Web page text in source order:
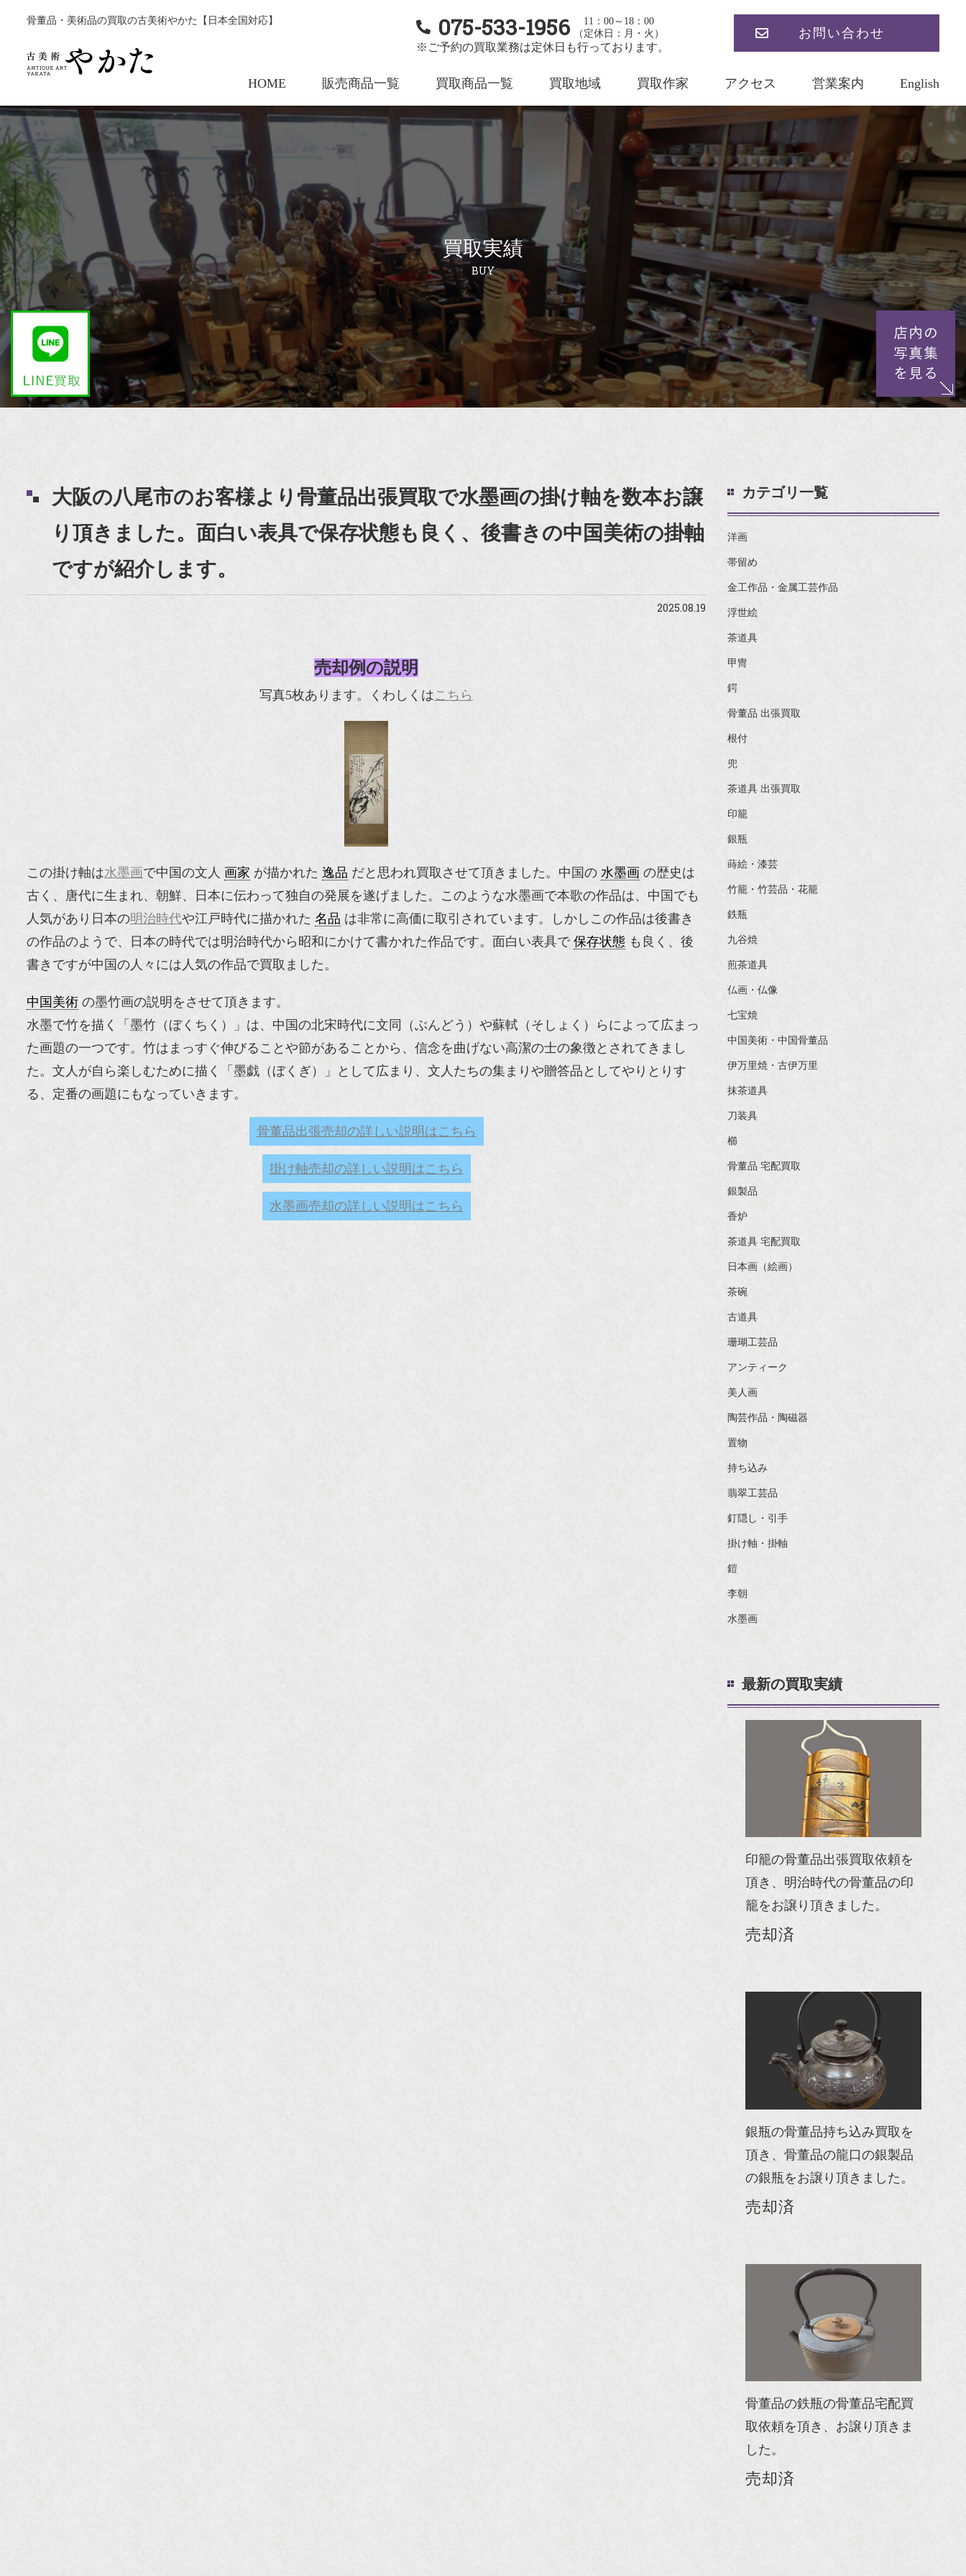
骨董品・美術品の買取の古美術やかた【日本全国対応】 075-533-1956
11：00～18：00
（定休日：月・火）
※ご予約の買取業務は定休日も行っております。
お問い合わせ
HOME 販売商品一覧 買取商品一覧 買取地域 買取作家 アクセス 営業案内 English
買取実績
BUY
大阪の八尾市のお客様より骨董品出張買取で水墨画の掛け軸を数本お譲
り頂きました。面白い表具で保存状態も良く、後書きの中国美術の掛軸
ですが紹介します。
2025.08.19
売却例の説明
写真5枚あります。くわしくはこちら
この掛け軸は水墨画で中国の文人 画家 が描かれた 逸品 だと思われ買取させて頂きました。中国の 水墨画 の歴史は
古く、唐代に生まれ、朝鮮、日本に伝わって独自の発展を遂げました。このような水墨画で本歌の作品は、中国でも
人気があり日本の明治時代や江戸時代に描かれた 名品 は非常に高価に取引されています。しかしこの作品は後書き
の作品のようで、日本の時代では明治時代から昭和にかけて書かれた作品です。面白い表具で 保存状態 も良く、後
書きですが中国の人々には人気の作品で買取ました。
中国美術 の墨竹画の説明をさせて頂きます。
水墨で竹を描く「墨竹（ぼくちく）」は、中国の北宋時代に文同（ぶんどう）や蘇軾（そしょく）らによって広まっ
た画題の一つです。竹はまっすぐ伸びることや節があることから、信念を曲げない高潔の士の象徴とされてきまし
た。文人が自ら楽しむために描く「墨戯（ぼくぎ）」として広まり、文人たちの集まりや贈答品としてやりとりす
る、定番の画題にもなっていきます。
骨董品出張売却の詳しい説明はこちら
掛け軸売却の詳しい説明はこちら
水墨画売却の詳しい説明はこちら
カテゴリ一覧
洋画
帯留め
金工作品・金属工芸作品
浮世絵
茶道具
甲冑
鍔
骨董品 出張買取
根付
兜
茶道具 出張買取
印籠
銀瓶
蒔絵・漆芸
竹籠・竹芸品・花籠
鉄瓶
九谷焼
煎茶道具
仏画・仏像
七宝焼
中国美術・中国骨董品
伊万里焼・古伊万里
抹茶道具
刀装具
櫛
骨董品 宅配買取
銀製品
香炉
茶道具 宅配買取
日本画（絵画）
茶碗
古道具
珊瑚工芸品
アンティーク
美人画
陶芸作品・陶磁器
置物
持ち込み
翡翠工芸品
釘隠し・引手
掛け軸・掛軸
鎧
李朝
水墨画
最新の買取実績
印籠の骨董品出張買取依頼を
頂き、明治時代の骨董品の印
籠をお譲り頂きました。
売却済
銀瓶の骨董品持ち込み買取を
頂き、骨董品の龍口の銀製品
の銀瓶をお譲り頂きました。
売却済
骨董品の鉄瓶の骨董品宅配買
取依頼を頂き、お譲り頂きま
した。
売却済